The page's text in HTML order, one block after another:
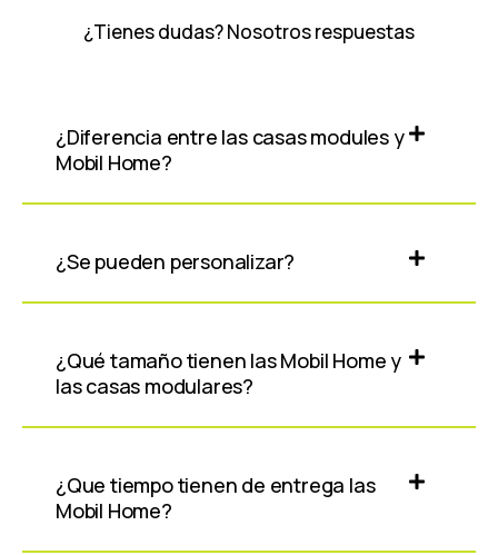
¿Tienes dudas? Nosotros respuestas
¿Diferencia entre las casas modules y
Mobil Home?
¿Se pueden personalizar?
¿Qué tamaño tienen las Mobil Home y
las casas modulares?
¿Que tiempo tienen de entrega las
Mobil Home?